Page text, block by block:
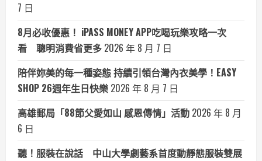
7 日
8月必收優惠！ iPASS MONEY APP吃喝玩樂攻略一次
看 聰明消費省更多 2026 年 8 月 7 日
陪伴妳美的每一種姿態 持續引領台灣內衣美學！EASY
SHOP 26週年生日快樂 2026 年 8 月 7 日
高雄郵局「88節父愛如山 感恩傳情」活動 2026 年 8 月
6 日
聽！服裝在說話 中山大學劇藝系首度動靜態服裝雙展